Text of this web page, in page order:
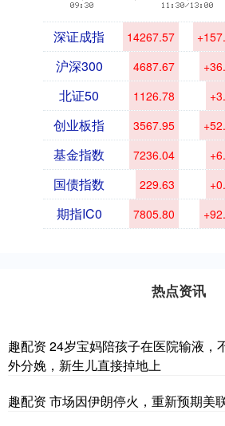
深证成指 14267.57
沪深300 4687.67
北证50 1126.78
创业板指 3567.95
基金指数 7236.04
国债指数 229.63
期指IC0 7805.80
热点资讯
趣配资 24岁宝妈陪孩子在医院输液，
外分娩，新生儿直接掉地上
趣配资 市场因伊朗停火，重新预期美